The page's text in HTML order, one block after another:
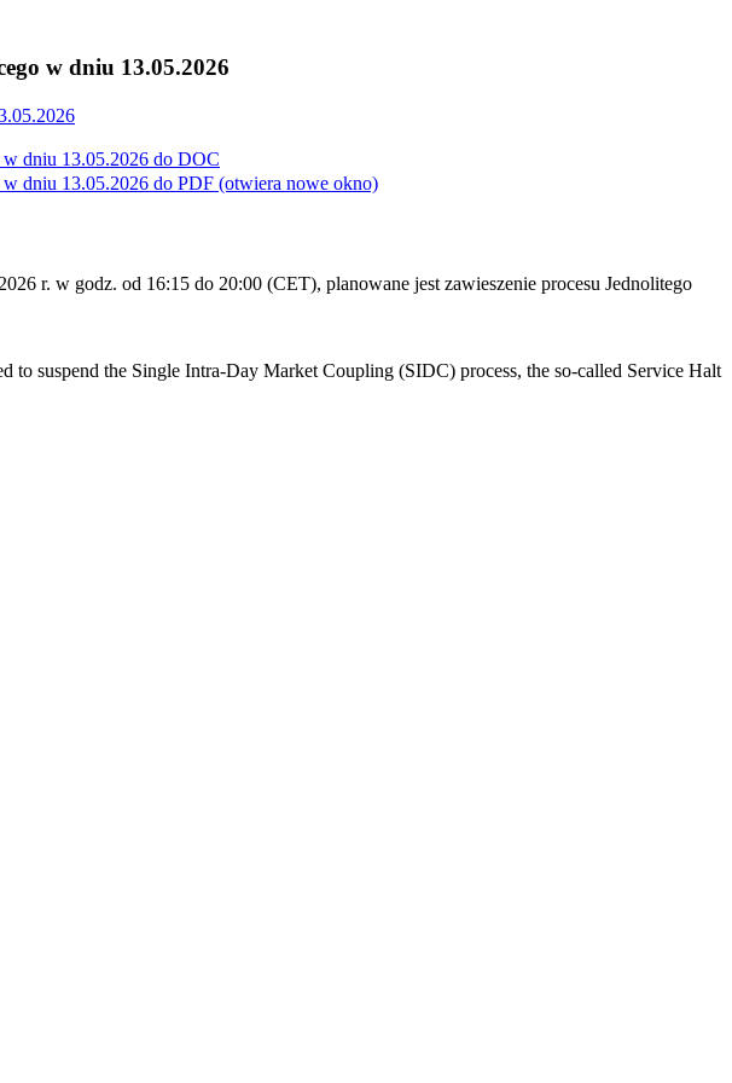
w dniu 13.05.2026
dniu 13.05.2026 do DOC
dniu 13.05.2026 do PDF (otwiera nowe okno)
r. w godz. od 16:15 do 20:00 (CET), planowane jest zawieszenie procesu Jednolitego
suspend the Single Intra-Day Market Coupling (SIDC) process, the so-called Service Halt